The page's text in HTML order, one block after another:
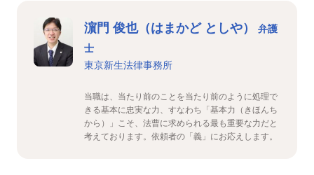
濵門 俊也（はまかど としや）
弁護
士
東京新生法律事務所
当職は、当たり前のことを当たり前のように処理で
きる基本に忠実な力、すなわち「基本力（きほんち
から）」こそ、法曹に求められる最も重要な力だと
考えております。依頼者の「義」にお応えします。